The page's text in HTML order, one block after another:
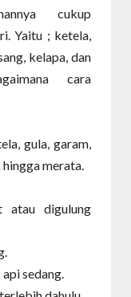
cukup
Yaitu ; ketela,
kelapa, dan
cara
gula, garam,
merata.
atau digulung
sedang.